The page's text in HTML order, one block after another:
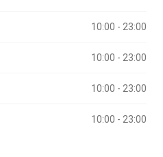
10:00 - 23:00
10:00 - 23:00
10:00 - 23:00
10:00 - 23:00